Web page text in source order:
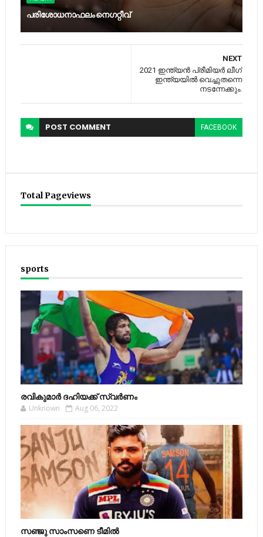
പ​രി​ശോ​ധ​നാ​ഫ​ലം നെ​ഗ​റ്റീ​വ്
NEXT
2021 ഇന്ത്യന്‍ പ്രീമിയര്‍ ലീഗ്
ഇന്ത്യയില്‍ വെച്ചുതന്നെ
നടന്നേക്കും.
POST COMMENT FACEBOOK
Total Pageviews
sports
രവികുമാര്‍ ദഹിയക്ക് സ്വര്‍ണം
Unknown Aug 06, 2022
സഞ്ജു സാംസണെ ടീമില്‍